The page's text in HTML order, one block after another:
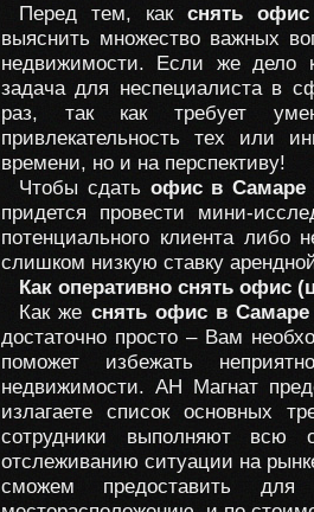
Перед тем, какснять
выяснить множество важных
недвижимости. Если же дело
задача для неспециалиста в
раз, так как требует
привлекательность тех или
времени, но и на перспективу!
Чтобы сдать офис в Самаре
придется провести мини-
потенциального клиента либо
слишком низкую ставку
Как оперативно снять офис
Как же снять офис в Самаре
достаточно просто – Вам
поможет избежать
недвижимости. АН Магнат
излагаете список основных
сотрудники выполняют всю
отслеживанию ситуации на
сможем предоставить